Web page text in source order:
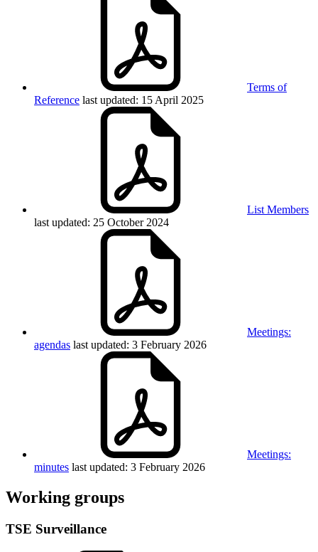
Terms of
Reference last updated: 15 April 2025
List Members
last updated: 25 October 2024
Meetings:
agendas last updated: 3 February 2026
Meetings:
minutes last updated: 3 February 2026
Working groups
TSE Surveillance